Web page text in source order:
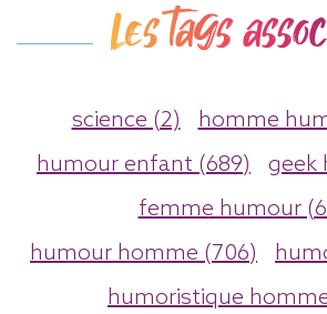
Les tags
science (2)
homme
humour enfant (689)
geek
femme humour
humour homme (706)
humoristique